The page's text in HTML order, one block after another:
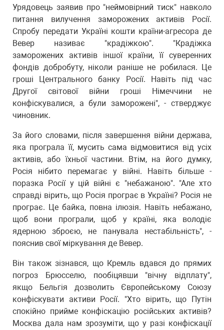
Урядовець заявив про "неймовірний тиск" навколо
питання вилучення заморожених активів Росії.
Спробу передати Україні кошти країни-агресора де
Вевер називає "крадіжкою". "Крадіжка
заморожених активів іншої країни, її суверенних
фондів добробуту, ніколи раніше не робилася. Це
гроші Центрального банку Росії. Навіть під час
Другої світової війни гроші Німеччини не
конфіскувалися, а були заморожені", - стверджує
чиновник.
За його словами, після завершення війни держава,
яка програла її, мусить сама відмовитися від усіх
активів, або їхньої частини. Втім, на його думку,
Росія нібито перемагає у війні. Навіть більше -
поразка Росії у цій війні є "небажаною". "Але хто
справді вірить, що Росія програє в Україні? Росія не
програє. Це байка, повна ілюзія. Навіть небажано,
щоб вони програли, щоб у країні, яка володіє
ядерною зброєю, не панувала нестабільність", -
пояснив свої міркування де Вевер.
Він також зізнався, що Кремль вдався до прямих
погроз Брюсселю, пообіцявши "вічну відплату",
якщо Бельгія дозволить Європейському Союзу
конфіскувати активи Росії. "Хто вірить, що Путін
спокійно прийме конфіскацію російських активів?
Москва дала нам зрозуміти, що у разі конфіскації